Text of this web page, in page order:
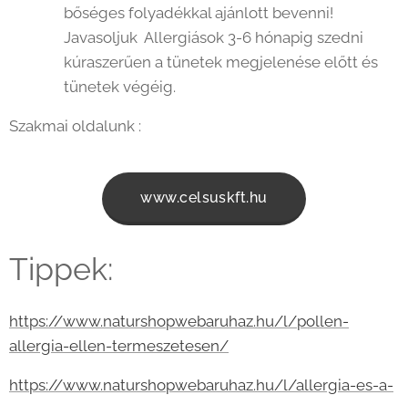
bőséges folyadékkal ajánlott bevenni!
Javasoljuk Allergiások 3-6 hónapig szedni
kúraszerűen a tünetek megjelenése előtt és
tünetek végéig.
Szakmai oldalunk :
www.celsuskft.hu
Tippek:
https://www.naturshopwebaruhaz.hu/l/pollen-
allergia-ellen-termeszetesen/
https://www.naturshopwebaruhaz.hu/l/allergia-es-a-